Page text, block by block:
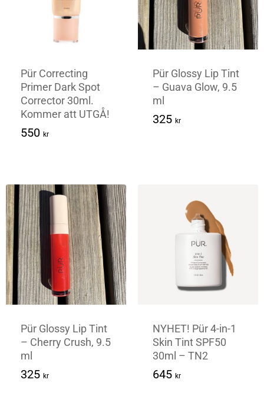
Pür Correcting
Primer Dark Spot
Corrector 30ml.
Kommer att UTGÅ!
550 kr
Pür Glossy Lip Tint
– Guava Glow, 9.5
ml
325 kr
Pür Glossy Lip Tint
– Cherry Crush, 9.5
ml
325 kr
NYHET! Pür 4-in-1
Skin Tint SPF50
30ml – TN2
645 kr